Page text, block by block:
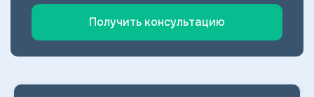
Получить консультацию